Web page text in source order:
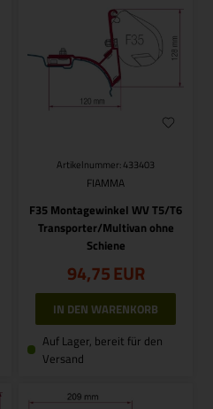
Artikelnummer: 433403
FIAMMA
F35 Montagewinkel WV T5/T6
Transporter/Multivan ohne
Schiene
94,75EUR
Auf Lager, bereit für den
Versand